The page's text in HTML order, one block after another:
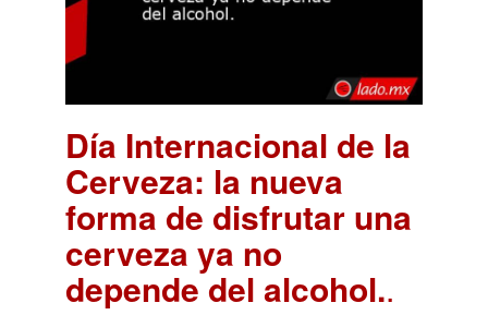
Día Internacional de la
Cerveza: la nueva
forma de disfrutar una
cerveza ya no
depende del alcohol..